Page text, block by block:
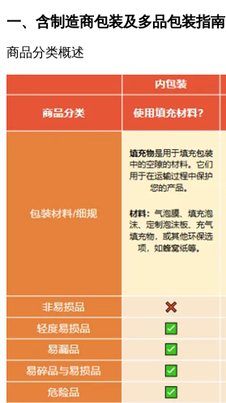
一、 含制造商包装及多品包装指南
商品分类概述